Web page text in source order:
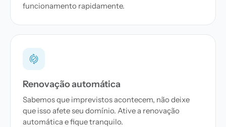
funcionamento rapidamente.
Renovação automática
Sabemos que imprevistos acontecem, não deixe
que isso afete seu domínio. Ative a renovação
automática e fique tranquilo.